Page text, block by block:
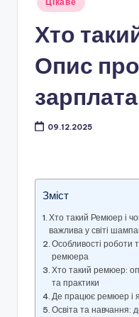
Хто
Опис
09.12.2025
Зміст
Хто такий Ремюер і
важлива у світі
Особливості роботи
ремюера
Хто такий ремюер:
та практики
Де працює ремюер і
Освіта та навчання: